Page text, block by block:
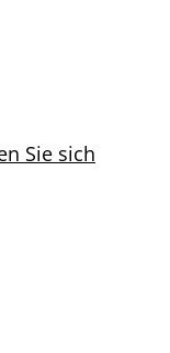
Sie sich